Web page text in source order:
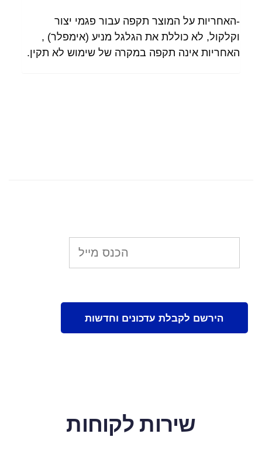
-האחריות על המוצר תקפה עבור פגמי יצור
וקלקול, לא כוללת את הגלגל מניע (אימפלר) ,
האחריות אינה תקפה במקרה של שימוש לא תקין.
שירות לקוחות